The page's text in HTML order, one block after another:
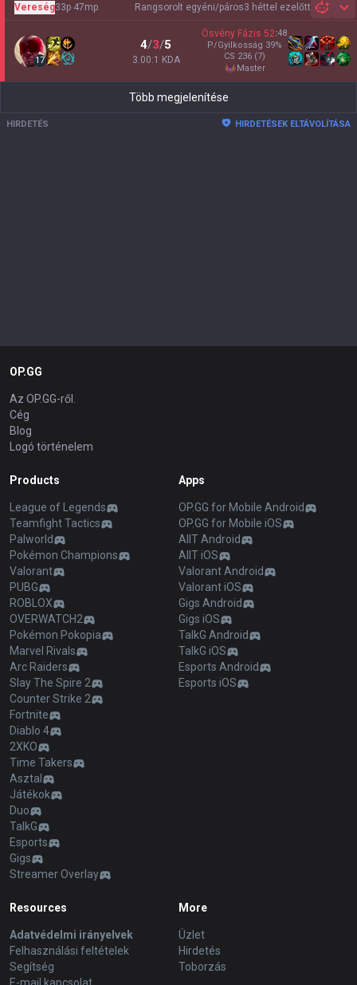
Rangsorolt egyéni/páros3 héttel ezelőtt
Vereség33p 47mp
17
4/3/5
3.00:1 KDA
Ösvény Fázis 52:48
P/Gyilkosság 39%
CS 236 (7)
master
Több megjelenítése
HIRDETÉS HIRDETÉSEK ELTÁVOLÍTÁSA
OP.GG
Az OP.GG-ről.
Cég
Blog
Logó történelem
Products
League of Legends
Teamfight Tactics
Palworld
Pokémon Champions
Valorant
PUBG
ROBLOX
OVERWATCH2
Pokémon Pokopia
Marvel Rivals
Arc Raiders
Slay The Spire 2
Counter Strike 2
Fortnite
Diablo 4
2XKO
Time Takers
Asztal
Játékok
Duo
TalkG
Esports
Gigs
Streamer Overlay
Apps
OP.GG for Mobile Android
OP.GG for Mobile iOS
AllT Android
AllT iOS
Valorant Android
Valorant iOS
Gigs Android
Gigs iOS
TalkG Android
TalkG iOS
Esports Android
Esports iOS
Resources
Adatvédelmi irányelvek
Felhasználási feltételek
Segítség
More
Üzlet
Hirdetés
Toborzás